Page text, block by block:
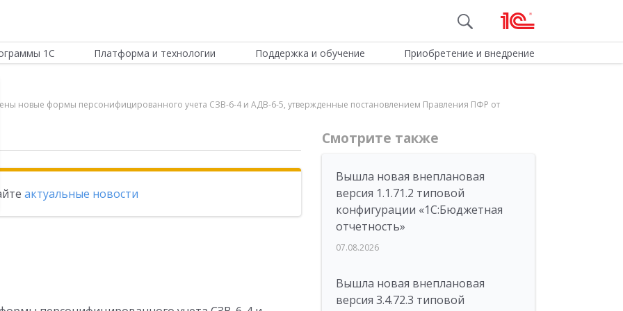
1С Платформа и технологии Поддержка и обучение Приобретение и внедрение
новые формы персонифицированного учета СЗВ-6-4 и АДВ-6-5, утвержденные постановлением Правления ПФР от
актуальные новости
Смотрите также
Вышла новая внеплановая
версия 1.1.71.2 типовой
конфигурации «1C:Бюджетная
отчетность»
07.08.2026
Вышла новая внеплановая
версия 3.4.72.3 типовой